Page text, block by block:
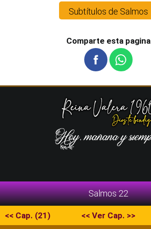
Subtítulos de Salmos
Comparte esta pagina
<< Cap. (21) << Ver Cap. >>
Salmos 22